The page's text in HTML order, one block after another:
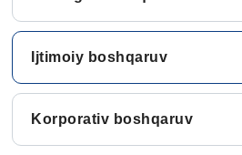
Ijtimoiy boshqaruv
Korporativ boshqaruv